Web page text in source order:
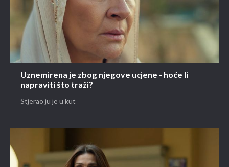
Uznemirena je zbog njegove ucjene - hoće li
napraviti što traži?
Stjerao ju je u kut